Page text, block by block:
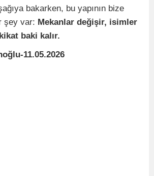
bakarken, bu yapının bize
şey var: Mekanlar değişir, isimler
baki kalır.
11.05.2026